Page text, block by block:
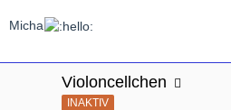
Micha
Violoncellchen
INAKTIV